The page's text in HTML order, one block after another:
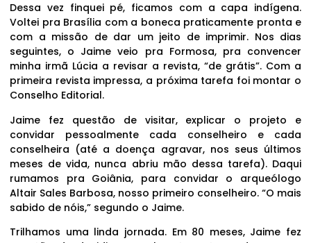
Dessa vez finquei pé, ficamos com a capa indígena.
Voltei pra Brasília com a boneca praticamente pronta e
com a missão de dar um jeito de imprimir. Nos dias
seguintes, o Jaime veio pra Formosa, pra convencer
minha irmã Lúcia a revisar a revista, “de grátis”. Com a
primeira revista impressa, a próxima tarefa foi montar o
Conselho Editorial.
Jaime fez questão de visitar, explicar o projeto e
convidar pessoalmente cada conselheiro e cada
conselheira (até a doença agravar, nos seus últimos
meses de vida, nunca abriu mão dessa tarefa). Daqui
rumamos pra Goiânia, para convidar o arqueólogo
Altair Sales Barbosa, nosso primeiro conselheiro. “O mais
sabido de nóis,” segundo o Jaime.
Trilhamos uma linda jornada. Em 80 meses, Jaime fez